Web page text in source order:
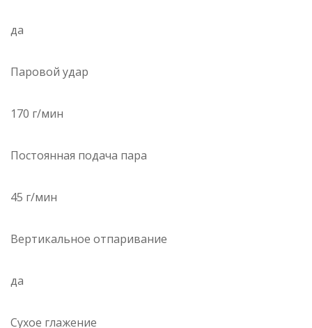
да
Паровой удар
170 г/мин
Постоянная подача пара
45 г/мин
Вертикальное отпаривание
да
Сухое глажение